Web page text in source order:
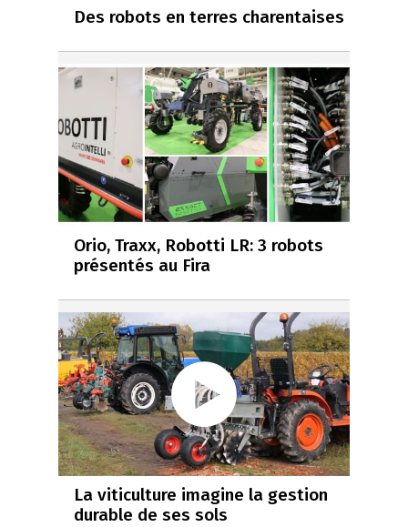
Des robots en terres charentaises
Orio, Traxx, Robotti LR: 3 robots
présentés au Fira
La viticulture imagine la gestion
durable de ses sols